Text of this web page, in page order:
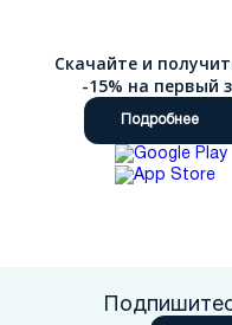
Скачайте и
-15% на первый
Подробнее